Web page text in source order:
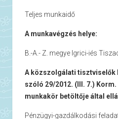
Teljes munkaidő
A munkavégzés helye:
B.-A.- Z. megye Igrici-iés
A közszolgálati tisztviselők
szóló 29/2012. (III. 7.)
munkakör betöltője által
Pénzügyi-gazdálkodási